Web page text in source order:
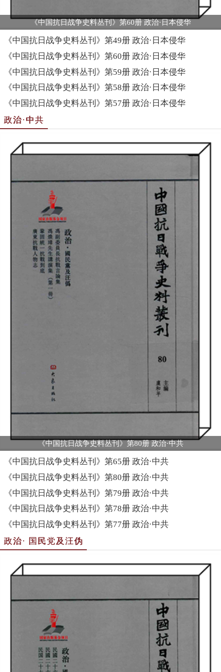
《中国抗日战争史料丛刊》第60册 政治·日本侵华
《中国抗日战争史料丛刊》第49册 政治·日本侵华
《中国抗日战争史料丛刊》第60册 政治·日本侵华
《中国抗日战争史料丛刊》第59册 政治·日本侵华
《中国抗日战争史料丛刊》第58册 政治·日本侵华
《中国抗日战争史料丛刊》第57册 政治·日本侵华
政治·中共
《中国抗日战争史料丛刊》第80册 政治·中共
《中国抗日战争史料丛刊》第65册 政治·中共
《中国抗日战争史料丛刊》第80册 政治·中共
《中国抗日战争史料丛刊》第79册 政治·中共
《中国抗日战争史料丛刊》第78册 政治·中共
《中国抗日战争史料丛刊》第77册 政治·中共
政治· 国民党及汪伪